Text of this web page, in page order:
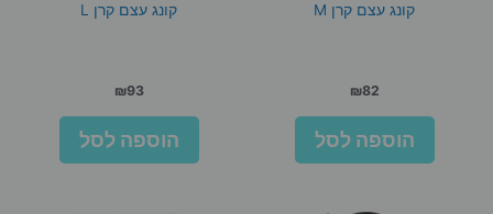
קונג עצם קרן M
₪82
הוספה לסל
קונג עצם קרן L
₪93
הוספה לסל